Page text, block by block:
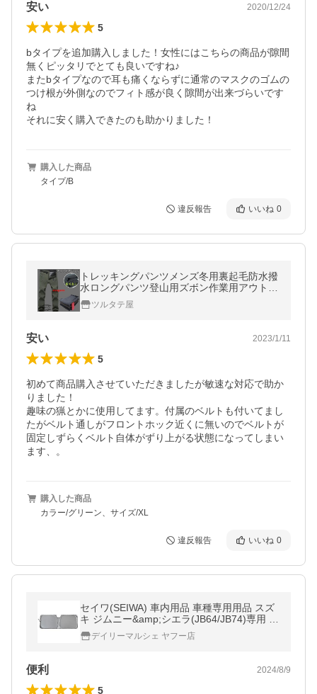
安い 2020/12/24
5
bタイプを追加購入しました！女性にはこちらの商品が隙間
無くピッタリでとても良いですね♪
またbタイプなので耳も痛くならずに通常のマスクのゴムの
つけ根が外側なのでフィト感が良く隙間が出来づらいです
ね
それに安く購入できたのも助かりました！
購入した商品
タイプ/B
違反報告 いいね 0
トレッキングパンツメンズ冬用裏起毛防水撥
水ロングパンツ登山用ズボン作業用アウトド
アウェア速乾アウトドアパンツ防風防寒冬用
ツルタテ屋
安い 2023/1/11
5
初めて商品購入させていただきましたが敏速な対応で助か
りました！
趣味の猟とかに使用してます。付属のベルトも付いてまし
たがベルト通しがフロントホック近くに無いのでベルトが
固定しずらくベルト自体がずり上がる状態になってしまい
ます、。
購入した商品
カラー/グリーン、サイズ/XL
違反報告 いいね 0
セイワ(SEIWA) 車内用品 車種専用用品 スズ
キ ジムニー&amp;シエラ(JB64/JB74)専用 ポ
ップアップ サンシェード フロント用 IMP24
0
デイリーマルシェ ヤフー店
便利 2024/8/9
5